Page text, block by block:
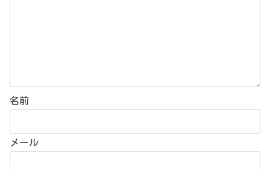
名前
メール